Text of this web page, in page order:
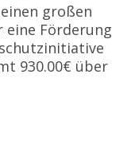
großen
eine Förderung
930.00€ über